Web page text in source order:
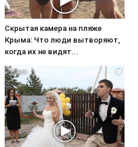
Скрытая камера на пляже
Крыма: Что люди вытворяют,
когда их не видят...
i